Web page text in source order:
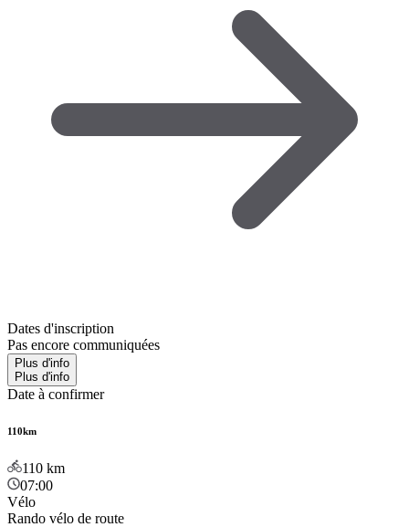
Dates d'inscription
Pas encore communiquées
Plus d'info
Plus d'info
Date à confirmer
110km
110 km
07:00
Vélo
Rando vélo de route